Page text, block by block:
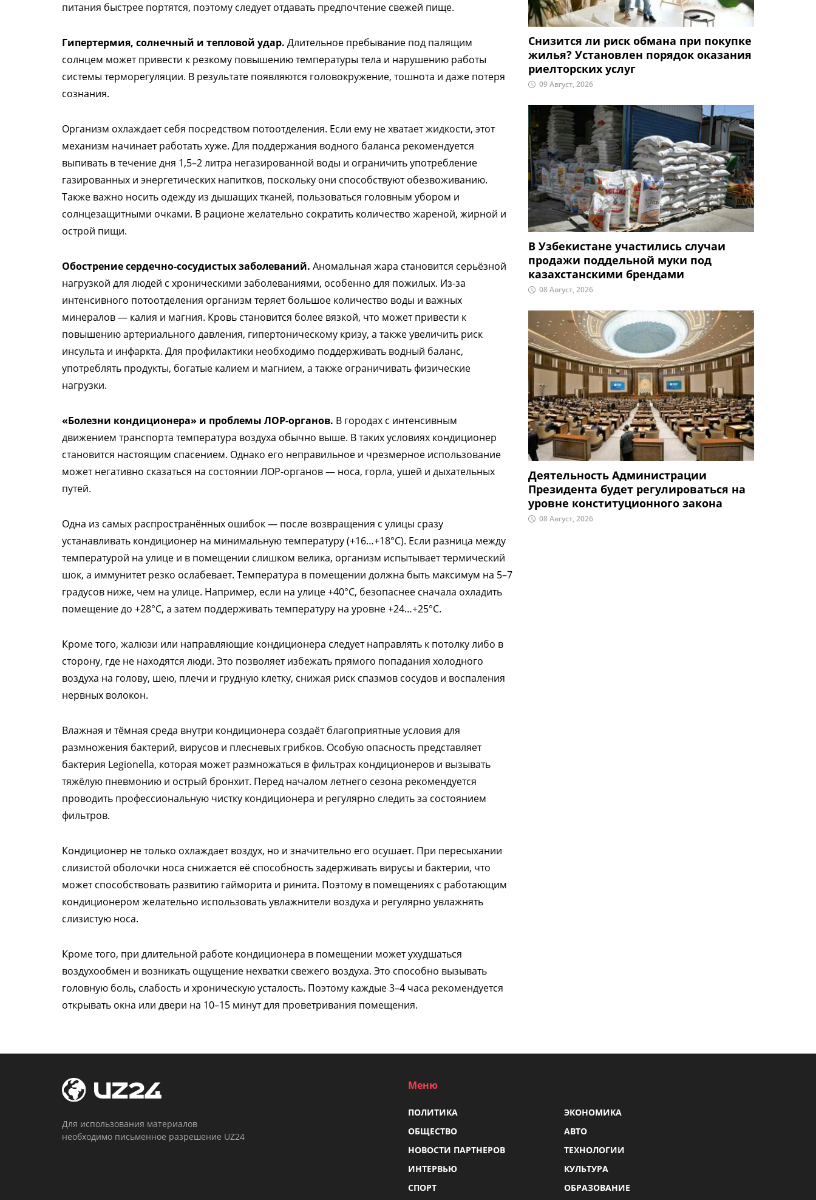
питания быстрее портятся, поэтому следует отдавать предпочтение свежей пище.
Гипертермия, солнечный и тепловой удар. Длительное пребывание под палящим
солнцем может привести к резкому повышению температуры тела и нарушению работы
системы терморегуляции. В результате появляются головокружение, тошнота и даже потеря
сознания.
Организм охлаждает себя посредством потоотделения. Если ему не хватает жидкости, этот
механизм начинает работать хуже. Для поддержания водного баланса рекомендуется
выпивать в течение дня 1,5–2 литра негазированной воды и ограничить употребление
газированных и энергетических напитков, поскольку они способствуют обезвоживанию.
Также важно носить одежду из дышащих тканей, пользоваться головным убором и
солнцезащитными очками. В рационе желательно сократить количество жареной, жирной и
острой пищи.
Обострение сердечно-сосудистых заболеваний. Аномальная жара становится серьёзной
нагрузкой для людей с хроническими заболеваниями, особенно для пожилых. Из-за
интенсивного потоотделения организм теряет большое количество воды и важных
минералов — калия и магния. Кровь становится более вязкой, что может привести к
повышению артериального давления, гипертоническому кризу, а также увеличить риск
инсульта и инфаркта. Для профилактики необходимо поддерживать водный баланс,
употреблять продукты, богатые калием и магнием, а также ограничивать физические
нагрузки.
«Болезни кондиционера» и проблемы ЛОР-органов. В городах с интенсивным
движением транспорта температура воздуха обычно выше. В таких условиях кондиционер
становится настоящим спасением. Однако его неправильное и чрезмерное использование
может негативно сказаться на состоянии ЛОР-органов — носа, горла, ушей и дыхательных
путей.
Одна из самых распространённых ошибок — после возвращения с улицы сразу
устанавливать кондиционер на минимальную температуру (+16…+18°C). Если разница между
температурой на улице и в помещении слишком велика, организм испытывает термический
шок, а иммунитет резко ослабевает. Температура в помещении должна быть максимум на 5–7
градусов ниже, чем на улице. Например, если на улице +40°C, безопаснее сначала охладить
помещение до +28°C, а затем поддерживать температуру на уровне +24…+25°C.
Кроме того, жалюзи или направляющие кондиционера следует направлять к потолку либо в
сторону, где не находятся люди. Это позволяет избежать прямого попадания холодного
воздуха на голову, шею, плечи и грудную клетку, снижая риск спазмов сосудов и воспаления
нервных волокон.
Влажная и тёмная среда внутри кондиционера создаёт благоприятные условия для
размножения бактерий, вирусов и плесневых грибков. Особую опасность представляет
бактерия Legionella, которая может размножаться в фильтрах кондиционеров и вызывать
тяжёлую пневмонию и острый бронхит. Перед началом летнего сезона рекомендуется
проводить профессиональную чистку кондиционера и регулярно следить за состоянием
фильтров.
Кондиционер не только охлаждает воздух, но и значительно его осушает. При пересыхании
слизистой оболочки носа снижается её способность задерживать вирусы и бактерии, что
может способствовать развитию гайморита и ринита. Поэтому в помещениях с работающим
кондиционером желательно использовать увлажнители воздуха и регулярно увлажнять
слизистую носа.
Кроме того, при длительной работе кондиционера в помещении может ухудшаться
воздухообмен и возникать ощущение нехватки свежего воздуха. Это способно вызывать
головную боль, слабость и хроническую усталость. Поэтому каждые 3–4 часа рекомендуется
открывать окна или двери на 10–15 минут для проветривания помещения.
Снизится ли риск обмана при покупке
жилья? Установлен порядок оказания
риелторских услуг
09 Август, 2026
В Узбекистане участились случаи
продажи поддельной муки под
казахстанскими брендами
08 Август, 2026
Деятельность Администрации
Президента будет регулироваться на
уровне конституционного закона
08 Август, 2026
Для использования материалов
необходимо письменное разрешение UZ24
Меню
ПОЛИТИКА
ЭКОНОМИКА
ОБЩЕСТВО
АВТО
НОВОСТИ ПАРТНЕРОВ
ТЕХНОЛОГИИ
ИНТЕРВЬЮ
КУЛЬТУРА
СПОРТ
ОБРАЗОВАНИЕ